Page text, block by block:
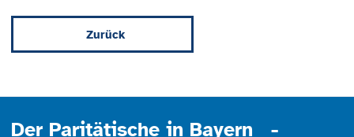
Management Platform
Zurück
Der Paritätische in Bayern -